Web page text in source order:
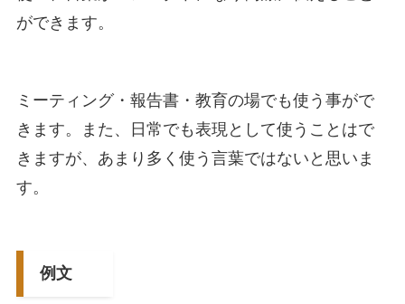
ができます。
ミーティング・報告書・教育の場でも使う事がで
きます。また、日常でも表現として使うことはで
きますが、あまり多く使う言葉ではないと思いま
す。
例文